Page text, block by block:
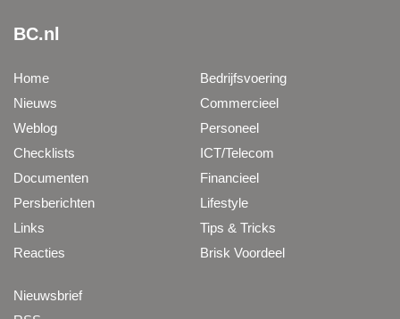
BC.nl
Home
Nieuws
Weblog
Checklists
Documenten
Persberichten
Links
Reacties
Bedrijfsvoering
Commercieel
Personeel
ICT/Telecom
Financieel
Lifestyle
Tips & Tricks
Brisk Voordeel
Nieuwsbrief